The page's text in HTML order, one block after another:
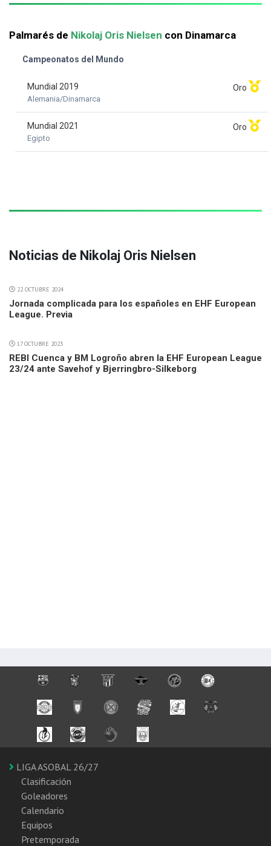
Palmarés de Nikolaj Oris Nielsen con Dinamarca
Campeonatos del Mundo
Mundial 2019
Alemania/Dinamarca
Oro
Mundial 2021
Egipto
Oro
Noticias de Nikolaj Oris Nielsen
22 OCTUBRE 2024
Jornada complicada para los españoles en EHF European
League. Previa
17 OCTUBRE 2023
REBI Cuenca y BM Logroño abren la EHF European League
23/24 ante Savehof y Bjerringbro-Silkeborg
LIGA ASOBAL 26/27
Clasificación
Goleadores
Calendario
Equipos
Pretemporada